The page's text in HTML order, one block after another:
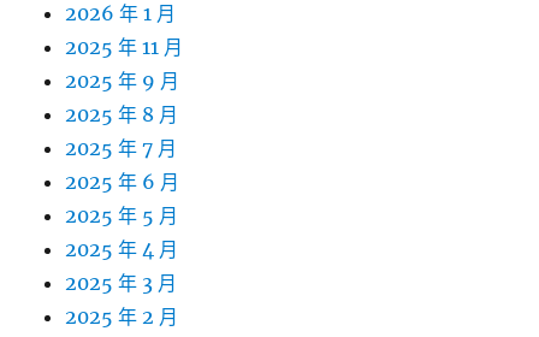
2026 年 1 月
2025 年 11 月
2025 年 9 月
2025 年 8 月
2025 年 7 月
2025 年 6 月
2025 年 5 月
2025 年 4 月
2025 年 3 月
2025 年 2 月